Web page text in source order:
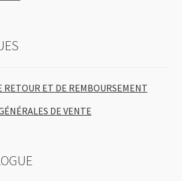
RETOUR ET DE REMBOURSEMENT
DE VENTE